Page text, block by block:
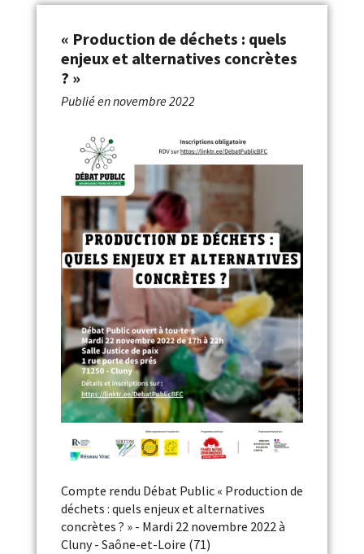
« Production de déchets : quels
enjeux et alternatives concrètes
? »
Publié ennovembre 2022
Compte rendu Débat Public « Production de
déchets : quels enjeux et alternatives
concrètes ? » - Mardi 22 novembre 2022 à
Cluny - Saône-et-Loire (71)